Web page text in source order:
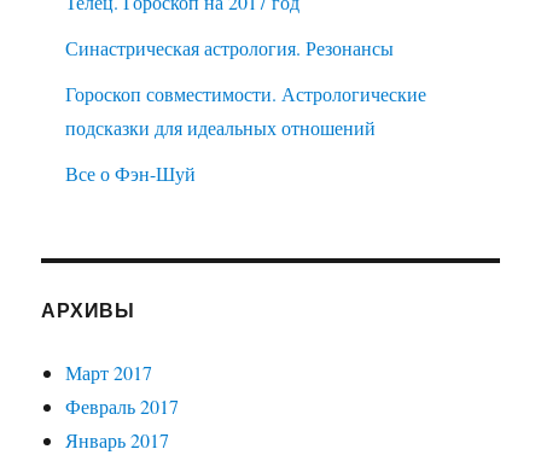
Синастрическая астрология. Резонансы
Гороскоп совместимости. Астрологические
подсказки для идеальных отношений
Все о Фэн-Шуй
АРХИВЫ
Март 2017
Февраль 2017
Январь 2017